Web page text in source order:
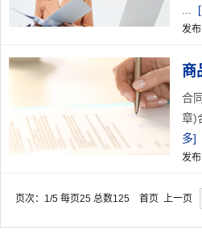
发
商
合
章)
多]
发
页次：1/5 每页25 总数125 首页 上一页